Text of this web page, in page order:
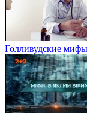
Голливудские